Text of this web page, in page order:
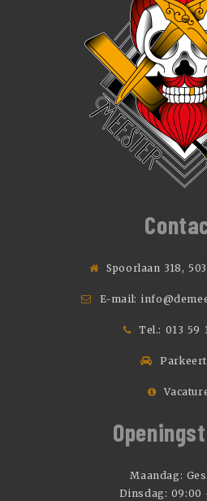
Spoorlaan 318,
E-mail:
Tel.: 013 59
Maandag:
Dinsdag: 09:00